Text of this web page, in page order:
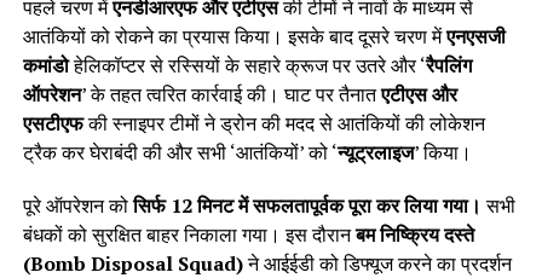
पहले चरण मेंएनडीआरएफ और एटीएसकी टीमों ने नावों के माध्यम से
आतंकियों को रोकने का प्रयास किया। इसके बाद दूसरे चरण मेंएनएसजी
कमांडोहेलिकॉप्टर से रस्सियों के सहारे क्रूज पर उतरे और ‘रैपलिंग
ऑपरेशन’ के तहत त्वरित कार्रवाई की। घाट पर तैनातएटीएस और
एसटीएफकी स्नाइपर टीमों ने ड्रोन की मदद से आतंकियों की लोकेशन
ट्रैक कर घेराबंदी की और सभी ‘आतंकियों’ को ‘न्यूट्रलाइज’ किया।
पूरे ऑपरेशन कोसिर्फ 12 मिनट में सफलतापूर्वक पूरा कर लिया गया। सभी
बंधकों को सुरक्षित बाहर निकाला गया। इस दौरानबम निष्क्रिय दस्ते
(Bomb Disposal Squad)ने आईईडी को डिफ्यूज करने का प्रदर्शन